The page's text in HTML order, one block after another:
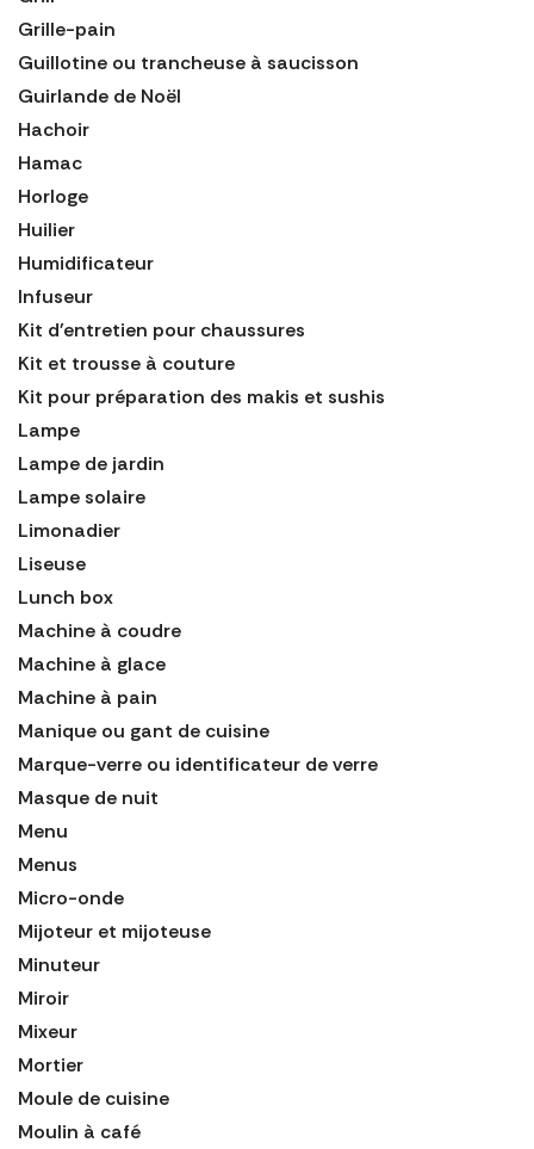
Grille-pain
Guillotine ou trancheuse à saucisson
Guirlande de Noël
Hachoir
Hamac
Horloge
Huilier
Humidificateur
Infuseur
Kit d'entretien pour chaussures
Kit et trousse à couture
Kit pour préparation des makis et sushis
Lampe
Lampe de jardin
Lampe solaire
Limonadier
Liseuse
Lunch box
Machine à coudre
Machine à glace
Machine à pain
Manique ou gant de cuisine
Marque-verre ou identificateur de verre
Masque de nuit
Menu
Menus
Micro-onde
Mijoteur et mijoteuse
Minuteur
Miroir
Mixeur
Mortier
Moule de cuisine
Moulin à café